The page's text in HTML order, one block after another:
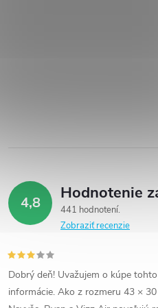
4,8 Hodnotenie
441 hodnotení
Zobraziť recenzie
Dobrý deň! Uvažujem o kúpe
informácie. Ako z rozmeru 43 ×